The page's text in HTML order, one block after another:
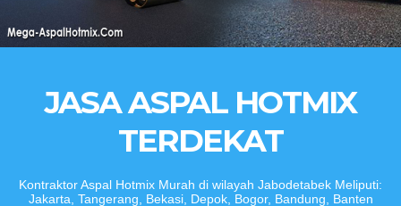
JASA ASPAL HOTMIX
TERDEKAT
Kontraktor Aspal Hotmix Murah di wilayah Jabodetabek Meliputi:
Jakarta, Tangerang, Bekasi, Depok, Bogor, Bandung, Banten